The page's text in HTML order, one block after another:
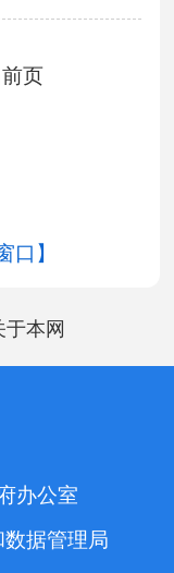
页
口】
于本网
办公室
据管理局